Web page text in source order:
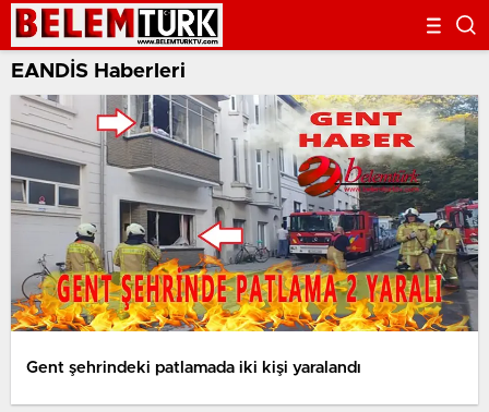
EANDİS Haberleri
Gent şehrindeki patlamada iki kişi yaralandı